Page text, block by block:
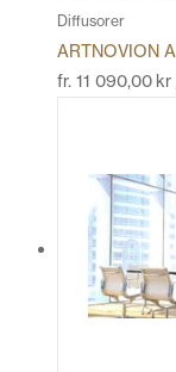
Diffusorer
ARTNOVION
fr. 11 090,00 kr